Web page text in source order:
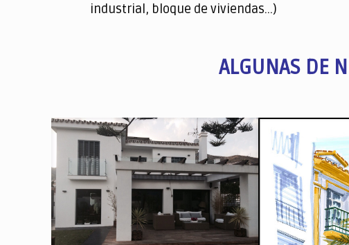
industrial, bloque de viviendas...)
ALGUNAS DE